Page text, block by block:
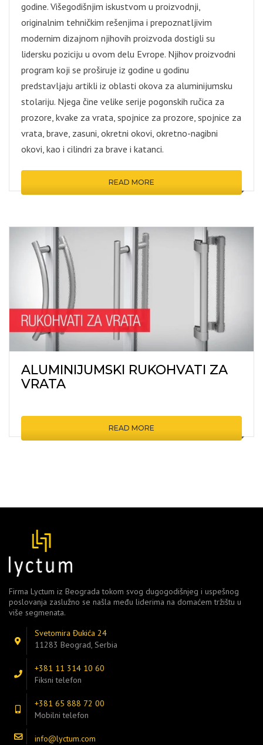
godine. Višegodišnjim iskustvom u proizvodnji,
originalnim tehničkim rešenjima i prepoznatljivim
modernim dizajnom njihovih proizvoda dostigli su
lidersku poziciju u ovom delu Evrope. Njihov proizvodni
program koji se proširuje iz godine u godinu
predstavljaju artikli iz oblasti okova za aluminijumsku
stolariju. Njega čine velike serije pogonskih ručica za
prozore, kvake za vrata, spojnice za prozore, spojnice za
vrata, brave, zasuni, okretni okovi, okretno-nagibni
okovi, kao i cilindri za brave i katanci.
READ MORE
ALUMINIJUMSKI RUKOHVATI ZA
VRATA
READ MORE
Firma Lyctum iz Beograda tokom svog dugogodišnjeg i uspešnog
poslovanja zaslužno se našla među liderima na domaćem tržištu u
više segmenata.
Svetomira Đukića 24
11283 Beograd, Serbia
+381 11 314 10 60
Fiksni telefon
+381 65 888 72 00
Mobilni telefon
info@lyctum.com